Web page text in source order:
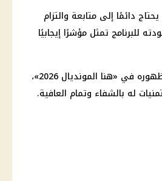
دائمًا إلى متابعة والتزام
للبرنامج تمثل مؤشرًا إيجابيًا
في «هنا المونديال 2026
»،
له بالشفاء وتمام العافية.